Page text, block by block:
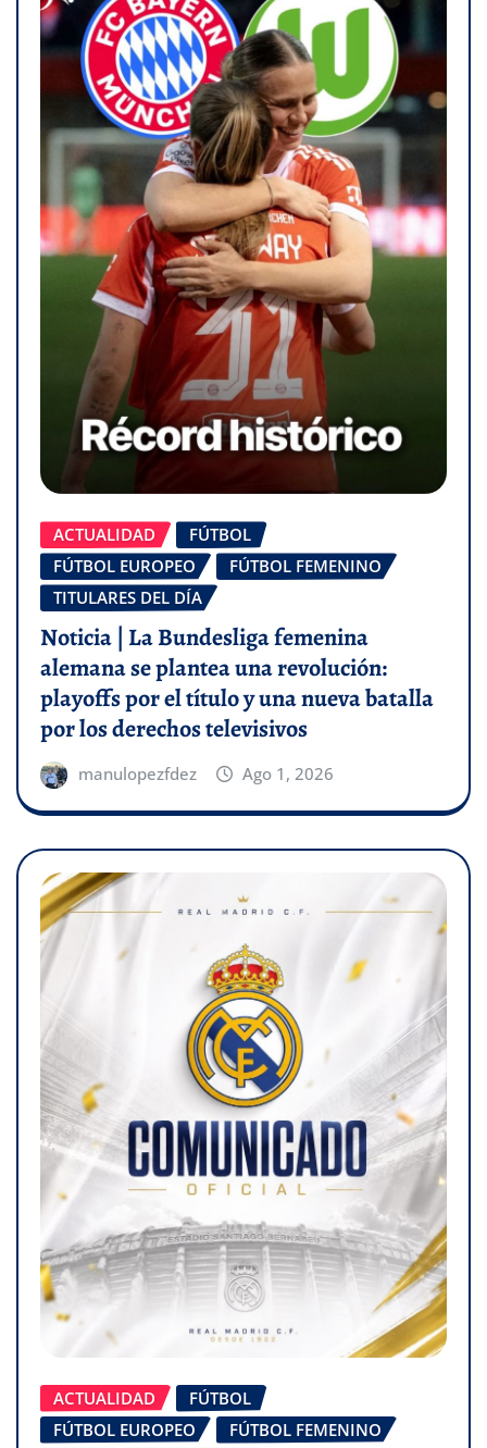
ACTUALIDAD
FÚTBOL
FÚTBOL EUROPEO
FÚTBOL FEMENINO
TITULARES DEL DÍA
Noticia | La Bundesliga femenina
alemana se plantea una revolución:
playoffs por el título y una nueva batalla
por los derechos televisivos
manulopezfdez Ago 1, 2026
ACTUALIDAD
FÚTBOL
FÚTBOL EUROPEO
FÚTBOL FEMENINO